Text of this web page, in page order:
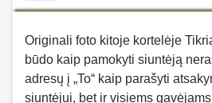
Originali foto kitoje kortelėje
būdo kaip pamokyti siuntėją
adresų į „To“ kaip parašyti
siuntėjui, bet ir visiems